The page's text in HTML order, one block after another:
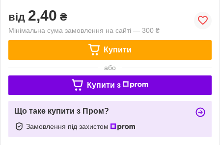
від 2,40 ₴
Мінімальна сума замовлення на сайті — 300 ₴
Купити
або
Купити з
Що таке купити з Пром?
Замовлення під захистом